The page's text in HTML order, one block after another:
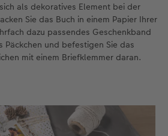
als dekoratives Element bei der
Sie das Buch in einem Papier Ihrer
dazu passendes Geschenkband
und befestigen Sie das
mit einem Briefklemmer daran.